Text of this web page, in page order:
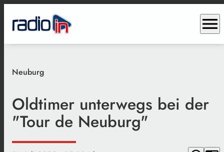
menu
Neuburg
Oldtimer unterwegs bei der
"Tour de Neuburg"